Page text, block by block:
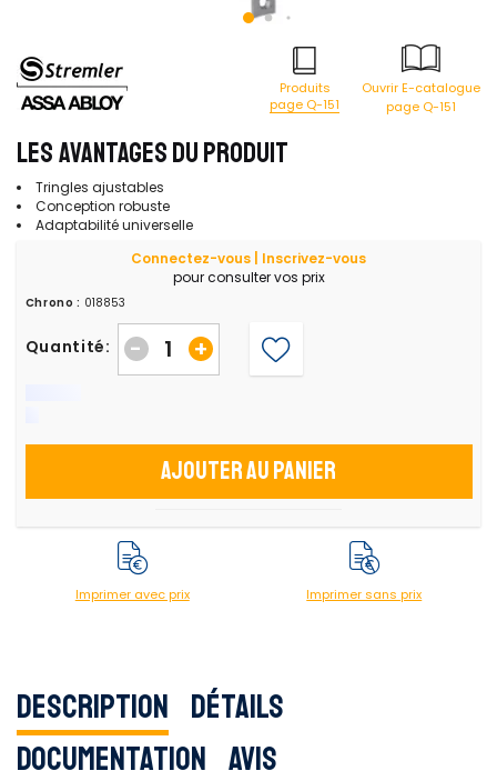
Produits
page Q-151
Ouvrir E-catalogue
page Q-151
LES AVANTAGES DU PRODUIT
Tringles ajustables
Conception robuste
Adaptabilité universelle
Connectez-vous | Inscrivez-vous
pour consulter vos prix
Chrono : 018853
Quantité: +
-
Ajouter au panier
Imprimer avec prix Imprimer sans prix
Description Détails
Documentation Avis